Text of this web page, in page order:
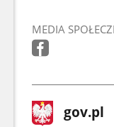
MEDIA
stopka
gov.pl Strona
gov.pl